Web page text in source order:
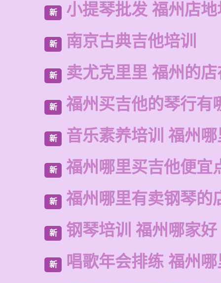
新 小提琴批发 福州店
新 南京古典吉他培训
新 卖尤克里里 福州的
新 福州买吉他的琴行有
新 音乐素养培训 福州
新 福州哪里买吉他便宜
新 福州哪里有卖钢琴的
新 钢琴培训 福州哪家好
新 唱歌年会排练 福州